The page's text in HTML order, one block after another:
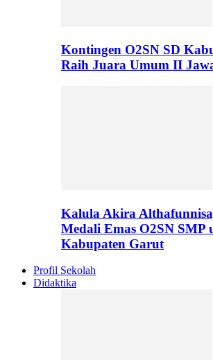
Kontingen O2SN SD
Raih Juara Umum II
Kalula Akira
Medali Emas O2SN SMP
Kabupaten Garut
Profil Sekolah
Didaktika